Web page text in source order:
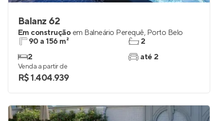
Balanz 62
Em construção em Balneário Perequê, Porto Belo
90 a 156 m²
2
2
até 2
Venda a partir de
R$ 1.404.939